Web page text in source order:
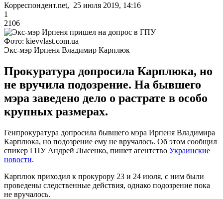
Корреспондент.net, 25 июля 2019, 14:16
1
2106
Фото: kievvlast.com.ua
Экс-мэр Ирпеня Владимир Карплюк
Прокуратура допросила Карплюка, но
не вручила подозрение. На бывшего
мэра заведено дело о растрате в особо
крупных размерах.
Генпрокуратура допросила бывшего мэра Ирпеня Владимира
Карплюка, но подозрение ему не вручалось. Об этом сообщил
спикер ГПУ Андрей Лысенко, пишет агентство Украинские
новости.
Карплюк приходил к прокурору 23 и 24 июля, с ним были
проведены следственные действия, однако подозрение пока
не вручалось.